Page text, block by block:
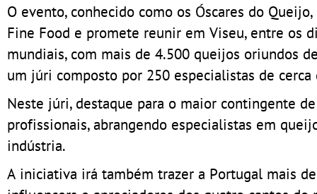
O evento, conhecido como os Óscares do
Fine Food e promete reunir em Viseu, entre os
mundiais, com mais de 4.500 queijos oriundos
um júri composto por 250 especialistas de cerca
Neste júri, destaque para o maior contingente
profissionais, abrangendo especialistas em
indústria.
A iniciativa irá também trazer a Portugal mais